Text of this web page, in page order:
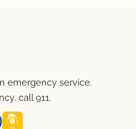
emergency service.
call 911.